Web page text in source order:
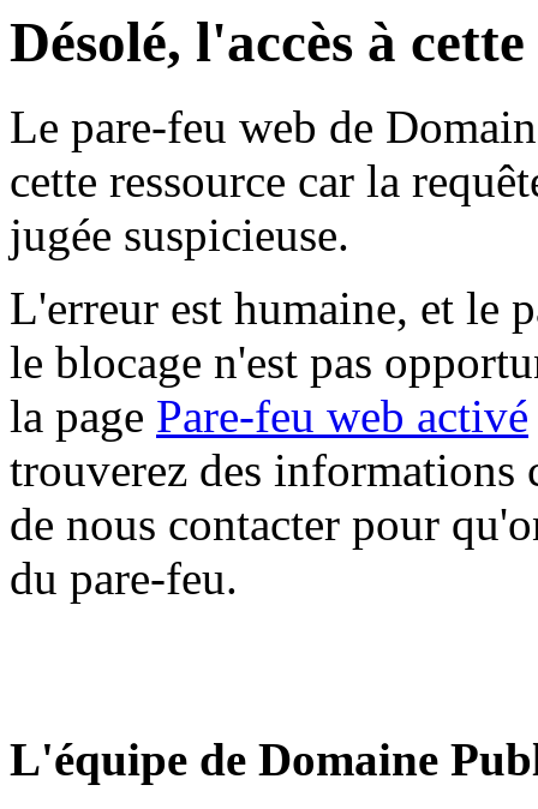
Désolé, l'accès à
Le pare-feu web de
cette ressource car la
jugée suspicieuse.
L'erreur est humaine, et le
le blocage n'est pas
la page Pare-feu web activé
trouverez des informations
de nous contacter pour
du pare-feu.
L'équipe de Domaine